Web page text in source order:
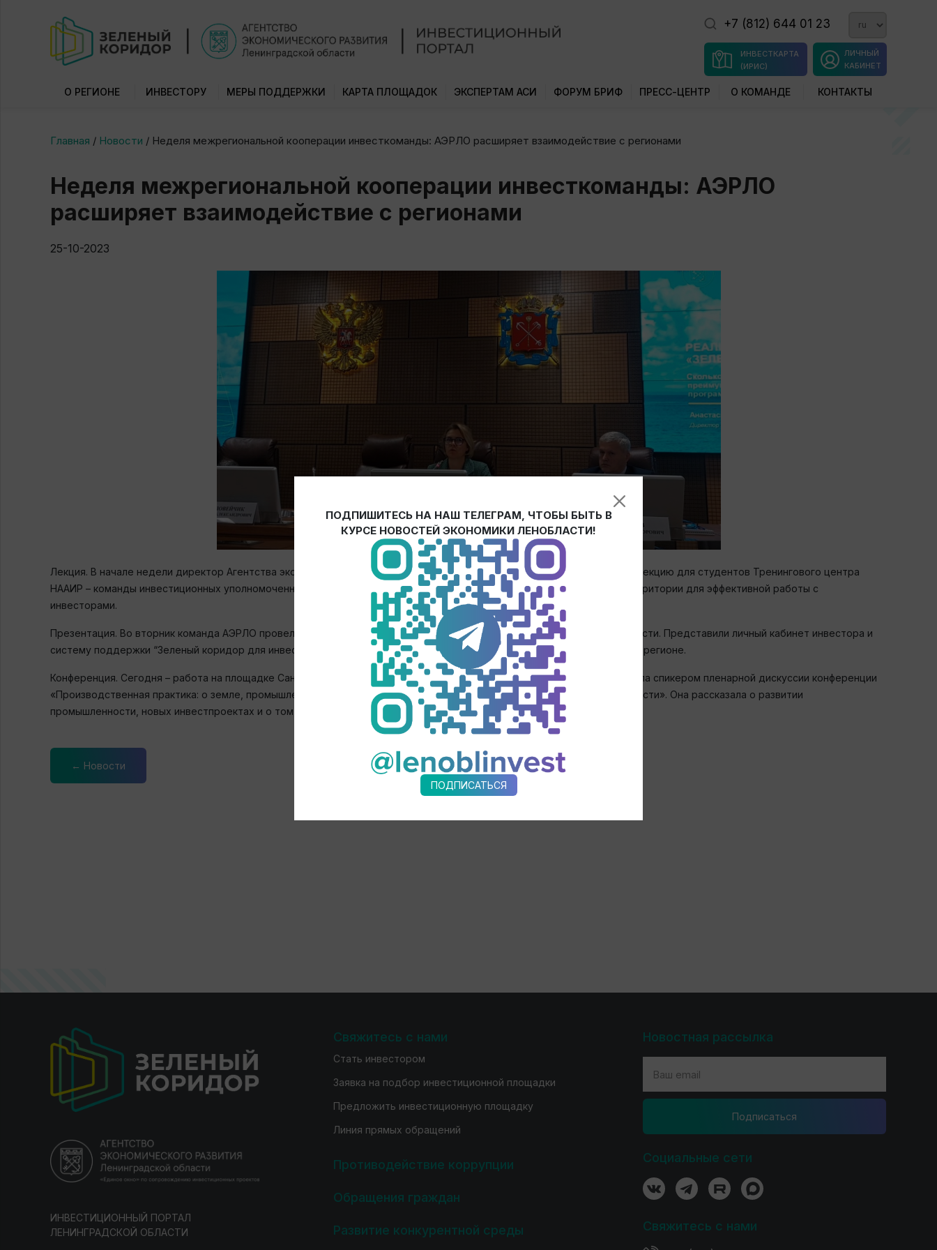
+7 (812) 644 01 23
ЛИЧНЫЙ
КАБИНЕТ
ИНВЕСТКАРТА
(ИРИС)
О РЕГИОНЕ ИНВЕСТОРУ МЕРЫ ПОДДЕРЖКИ КАРТА ПЛОЩАДОК ЭКСПЕРТАМ АСИ ФОРУМ БРИФ ПРЕСС-ЦЕНТР О КОМАНДЕ КОНТАКТЫ
Главная / Новости / Неделя межрегиональной кооперации инвесткоманды: АЭРЛО расширяет взаимодействие с регионами
Неделя межрегиональной кооперации инвесткоманды: АЭРЛО
расширяет взаимодействие с регионами
25-10-2023
Лекция. В начале недели директор Агентства экономического развития Ленобласти Анастасия Михальченко провела лекцию для студентов Тренингового центра
НААИР – команды инвестиционных уполномоченных Саратовской области. Тема лекции – Инструменты маркетинга территории для эффективной работы с
инвесторами.
Презентация. Во вторник команда АЭРЛО провела видеовстречу с Фондом инвестиционного развития Псковской области. Представили личный кабинет инвестора и
систему поддержки “Зеленый коридор для инвестора”. Коллеги из Пскова заинтересованы во внедрении ЛКИ у себя в регионе.
Конференция. Сегодня – работа на площадке Санкт-Петербурга в «Невской ратуше». Анастасия Михальченко выступила спикером пленарной дискуссии конференции
«Производственная практика: о земле, промышленных объектах и развитии предприятий Санкт-Петербурга и Ленобласти». Она рассказала о развитии
промышленности, новых инвестпроектах и о том, как выстроена работа с инвесторами в регионе.
← Новости
ИНВЕСТИЦИОННЫЙ ПОРТАЛ
ЛЕНИНГРАДСКОЙ ОБЛАСТИ
Свяжитесь с нами
Стать инвестором
Заявка на подбор инвестиционной площадки
Предложить инвестиционную площадку
Линия прямых обращений
Противодействие коррупции
Обращения граждан
Развитие конкурентной среды
Новостная рассылка
Подпиcаться
Социальные сети
Свяжитесь с нами
ПОДПИШИТЕСЬ НА НАШ ТЕЛЕГРАМ, ЧТОБЫ БЫТЬ В
КУРСЕ НОВОСТЕЙ ЭКОНОМИКИ ЛЕНОБЛАСТИ!
ПОДПИСАТЬСЯ